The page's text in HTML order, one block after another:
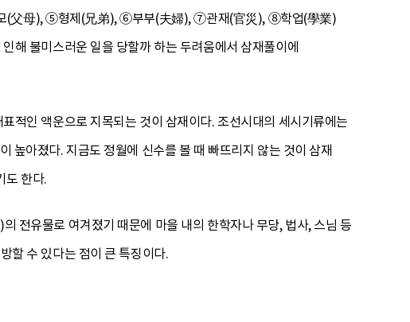
(父母), ⑤형제(兄弟), ⑥부부(夫婦), ⑦관재(官災), ⑧학업(學業)
해 불미스러운 일을 당할까 하는 두려움에서 삼재풀이에
적인 액운으로 지목되는 것이 삼재이다. 조선시대의 세시기류에는
높아졌다. 지금도 정월에 신수를 볼 때 빠뜨리지 않는 것이 삼재
도 한다.
전유물로 여겨졌기 때문에 마을 내의 한학자나 무당, 법사, 스님 등
할 수 있다는 점이 큰 특징이다.